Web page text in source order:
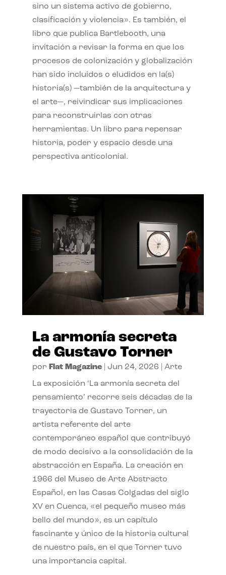
sino un sistema activo de gobierno,
clasificación y violencia». Es también, el
libro que publica Bartlebooth, una
invitación a revisar la forma en que los
procesos de colonización y globalización
han sido incluidos o eludidos en la(s)
historia(s) —también de la arquitectura y
el arte—, reivindicar sus implicaciones
para reconstruirlas con otras
herramientas. Un libro para repensar
historia, poder y espacio desde una
perspectiva anticolonial.
La armonía secreta
de Gustavo Torner
por Flat Magazine| Jun 24, 2026 Arte
La exposición ‘La armonía secreta del
pensamiento’ recorre seis décadas de la
trayectoria de Gustavo Torner, un
artista referente del arte
contemporáneo español que contribuyó
de modo decisivo a la consolidación de la
abstracción en España. La creación en
1966 del Museo de Arte Abstracto
Español, en las Casas Colgadas del siglo
XV en Cuenca, «el pequeño museo más
bello del mundo», es un capítulo
fascinante y único de la historia cultural
de nuestro país, en el que Torner tuvo
una importancia capital.